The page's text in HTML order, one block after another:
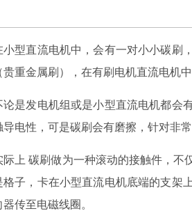
小型直流电机中，会有一对小小碳刷
（贵重金属刷），在有刷电机直流电机
论是发电机组或是小型直流电机都会
导电性，可是碳刷会有磨擦，针对非
际上 碳刷做为一种滚动的接触件，
格子，卡在小型直流电机底端的支架
器传至电磁线圈。